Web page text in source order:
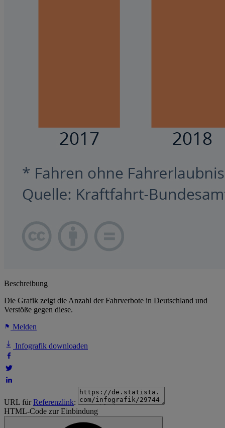
Beschreibung
Die Grafik zeigt die Anzahl der Fahrverbote in Deutschland und
Verstöße gegen diese.
Melden
Infografik downloaden
URL fürReferenzlink:
HTML-Code zur Einbindung